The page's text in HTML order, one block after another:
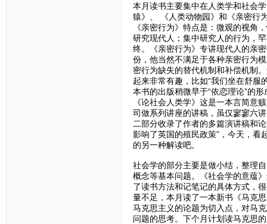
本月读书主要集中在人类学和社会
猿》、 《人类动物园》和《亲密行
《亲密行为》特点是：微观的视角
研究现代人；集中研究人的行为，
终。《亲密行为》专讲现代人的亲
份，他当然不满足于各种亲密行为
密行为缺失的替代机制和补偿机制
起来非常有趣，比如“我们坐在舒服
本书的出版稍微早于“依恋理论”的
《论社会人类学》这是一本言简意
司做系列讲座的讲稿，虽仅寥寥六
二部分收录了作者的多篇演讲稿和
影响了英国的殖民政策”，今天，看
的另一种解读吧。
社会学的部分主要是做小结，整理
概念等基本问题。《社会学的意蕴
了读书方法和记笔记的具体方式，
量不足，本月读了一本新书《马克
马克思主义的论题为切入点，对马
问题的思考。下个月计划读马克思